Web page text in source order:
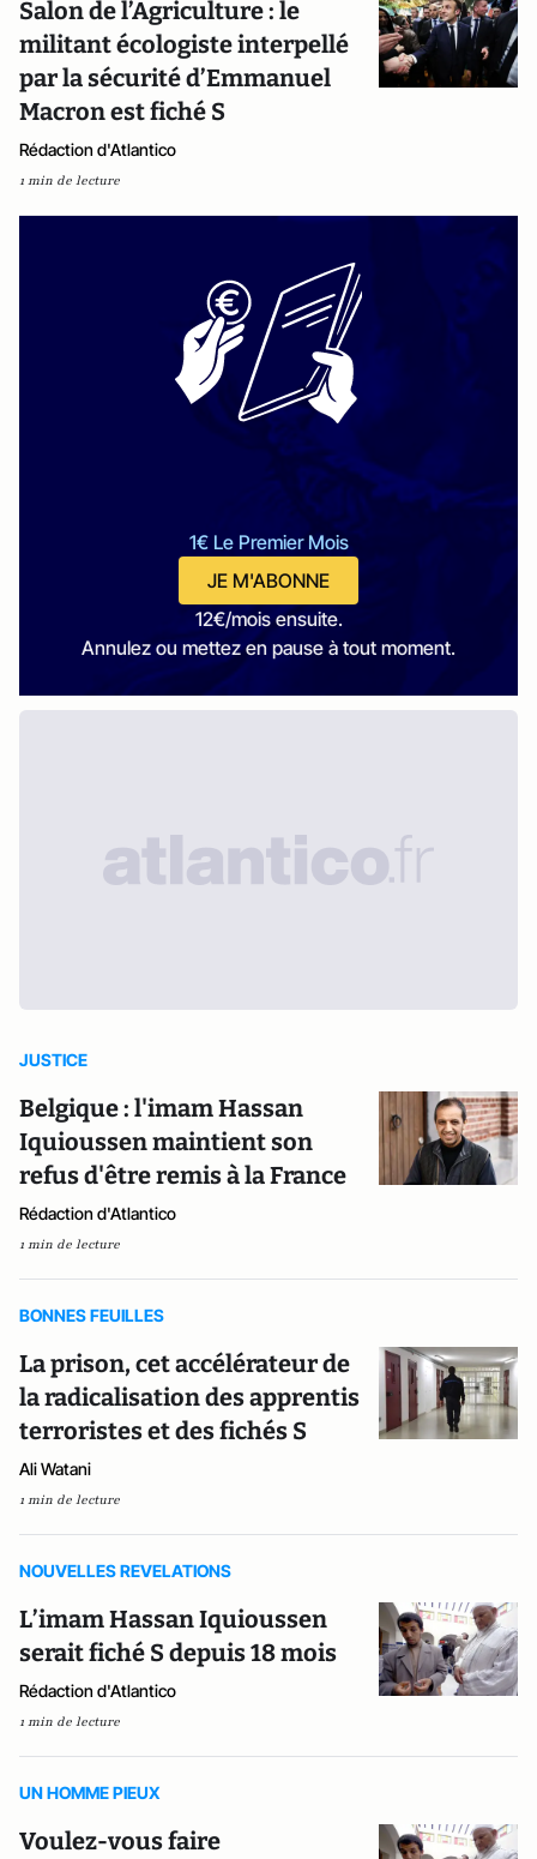
Salon de l’Agriculture : le
militant écologiste interpellé
par la sécurité d’Emmanuel
Macron est fiché S
Rédaction d'Atlantico
1 min de lecture
1€ Le Premier Mois
JE M'ABONNE
12€/mois ensuite.
Annulez ou mettez en pause à tout moment.
JUSTICE
Belgique : l'imam Hassan
Iquioussen maintient son
refus d'être remis à la France
Rédaction d'Atlantico
1 min de lecture
BONNES FEUILLES
La prison, cet accélérateur de
la radicalisation des apprentis
terroristes et des fichés S
Ali Watani
1 min de lecture
NOUVELLES REVELATIONS
L’imam Hassan Iquioussen
serait fiché S depuis 18 mois
Rédaction d'Atlantico
1 min de lecture
UN HOMME PIEUX
Voulez-vous faire